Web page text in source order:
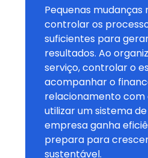
Pequenas mudanças
controlar os
suficientes para
resultados. Ao
serviço, controlar o
acompanhar o
relacionamento com
utilizar um sistema
empresa ganha
prepara para
sustentável.